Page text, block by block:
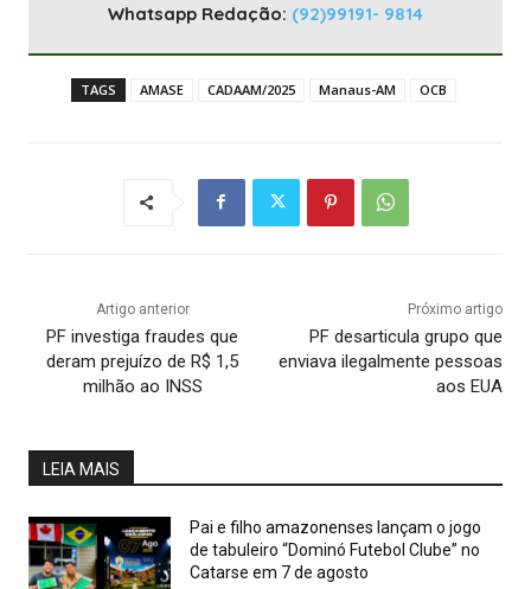
Whatsapp Redação: (92)99191- 9814
TAGS AMASE CADAAM/2025 Manaus-AM OCB
Artigo anterior
PF investiga fraudes que
deram prejuízo de R$ 1,5
milhão ao INSS
Próximo artigo
PF desarticula grupo que
enviava ilegalmente pessoas
aos EUA
LEIA MAIS
Pai e filho amazonenses lançam o jogo
de tabuleiro “Dominó Futebol Clube” no
Catarse em 7 de agosto